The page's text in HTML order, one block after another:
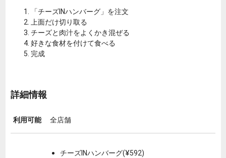
「チーズINハンバーグ」を注文
上面だけ切り取る
チーズと肉汁をよくかき混ぜる
好きな食材を付けて食べる
完成
詳細情報
利用可能 全店舗
チーズINハンバーグ(¥592)